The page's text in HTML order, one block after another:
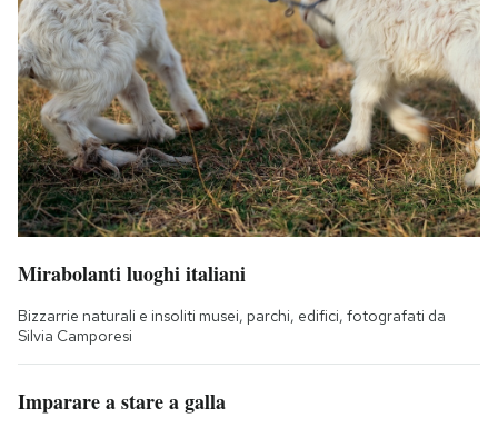
Mirabolanti luoghi italiani
Bizzarrie naturali e insoliti musei, parchi, edifici, fotografati da
Silvia Camporesi
Imparare a stare a galla